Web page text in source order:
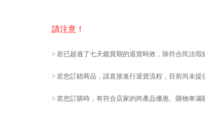
請注意！
> 若已超過了七天鑑賞期的退貨時效，除符合民法
> 若您訂錯商品，請直接進行退貨流程，目前尚未
> 若您訂購時，有符合店家的跨產品優惠、購物車